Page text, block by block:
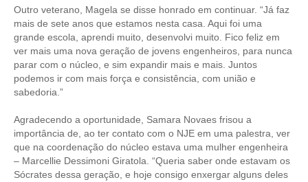
Outro veterano, Magela se disse honrado em continuar. “Já faz
mais de sete anos que estamos nesta casa. Aqui foi uma
grande escola, aprendi muito, desenvolvi muito. Fico feliz em
ver mais uma nova geração de jovens engenheiros, para nunca
parar com o núcleo, e sim expandir mais e mais. Juntos
podemos ir com mais força e consistência, com união e
sabedoria.”
Agradecendo a oportunidade, Samara Novaes frisou a
importância de, ao ter contato com o NJE em uma palestra, ver
que na coordenação do núcleo estava uma mulher engenheira
– Marcellie Dessimoni Giratola. “Queria saber onde estavam os
Sócrates dessa geração, e hoje consigo enxergar alguns deles